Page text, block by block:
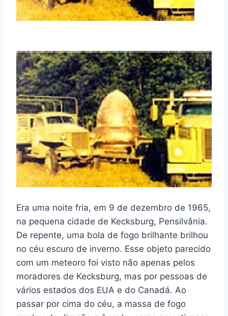
Era uma noite fria, em 9 de dezembro de 1965,
na pequena cidade de Kecksburg, Pensilvânia.
De repente, uma bola de fogo brilhante brilhou
no céu escuro de inverno. Esse objeto parecido
com um meteoro foi visto não apenas pelos
moradores de Kecksburg, mas por pessoas de
vários estados dos EUA e do Canadá. Ao
passar por cima do céu, a massa de fogo